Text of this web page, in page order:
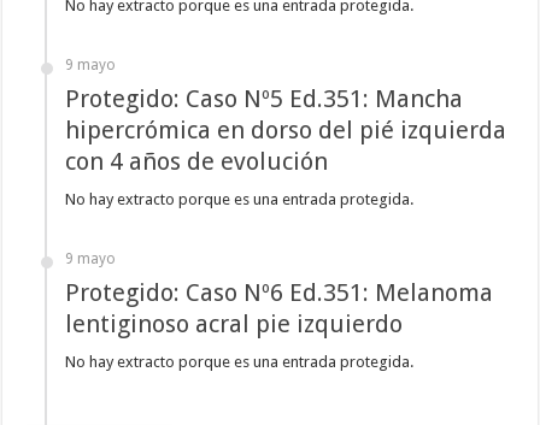
No hay extracto porque es una entrada protegida.
9 mayo
Protegido: Caso Nº5 Ed.351: Mancha
hipercrómica en dorso del pié izquierda
con 4 años de evolución
No hay extracto porque es una entrada protegida.
9 mayo
Protegido: Caso Nº6 Ed.351: Melanoma
lentiginoso acral pie izquierdo
No hay extracto porque es una entrada protegida.